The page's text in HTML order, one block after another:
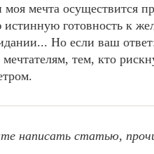
мечта осуществится
готовность к
Но если ваш
тем, кто
написать статью,